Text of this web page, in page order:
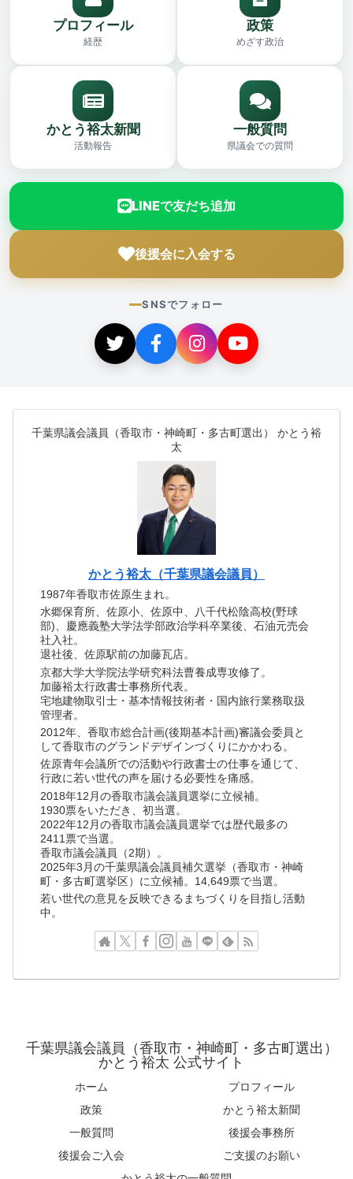
プロフィール
経歴
政策
めざす政治
かとう裕太新聞
活動報告
一般質問
県議会での質問
LINEで友だち追加
後援会に入会する
SNSでフォロー
千葉県議会議員（香取市・神崎町・多古町選出） かとう裕
太
かとう裕太（千葉県議会議員）
1987年香取市佐原生まれ。
水郷保育所、佐原小、佐原中、八千代松陰高校(野球
部)、慶應義塾大学法学部政治学科卒業後、石油元売会
社入社。
退社後、佐原駅前の加藤瓦店。
京都大学大学院法学研究科法曹養成専攻修了。
加藤裕太行政書士事務所代表。
宅地建物取引士・基本情報技術者・国内旅行業務取扱
管理者。
2012年、香取市総合計画(後期基本計画)審議会委員と
して香取市のグランドデザインづくりにかかわる。
佐原青年会議所での活動や行政書士の仕事を通じて、
行政に若い世代の声を届ける必要性を痛感。
2018年12月の香取市議会議員選挙に立候補。
1930票をいただき、初当選。
2022年12月の香取市議会議員選挙では歴代最多の
2411票で当選。
香取市議会議員（2期）。
2025年3月の千葉県議会議員補欠選挙（香取市・神崎
町・多古町選挙区）に立候補。14,649票で当選。
若い世代の意見を反映できるまちづくりを目指し活動
中。
千葉県議会議員（香取市・神崎町・多古町選出）
かとう裕太 公式サイト
ホーム
プロフィール
政策
かとう裕太新聞
一般質問
後援会事務所
後援会ご入会
ご支援のお願い